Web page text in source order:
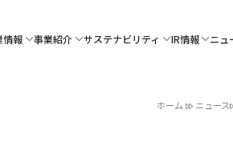
情報 事業紹介 サステナビリティ IR情報 ニュ
ホーム ニュース